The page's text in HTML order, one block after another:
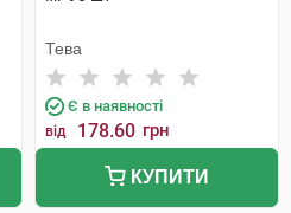
Тева
Є в наявності
від 178.60 грн
КУПИТИ